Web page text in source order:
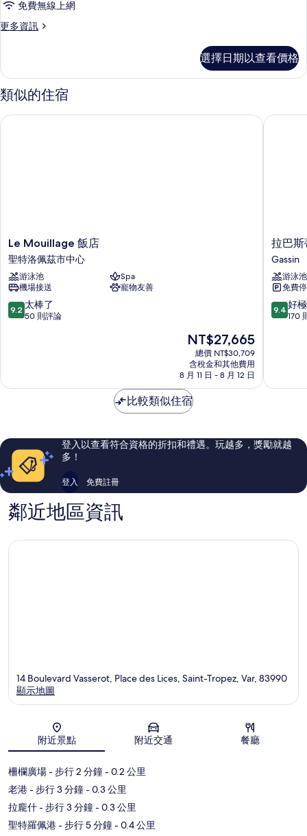
的
有
相
片
免費無線上網
更多資訊
更
房
屋
的
情
選擇日期以查看價格
類似的住宿
Le
Mouillage
飯
店
聖
特
洛
Le Mouillage 飯店
聖特洛佩茲市中心
游泳池
Spa
機場接送
寵物友善
9.2
分，
棒
評
論
9.2 太棒了
50 則評論
現
在
價
格
為
NT$27,665
NT$27,665
總價 NT$30,709
含稅金和其他費用
8 月 11 日 - 8 月 12 日
Le Mouillage 飯店
拉
巴
斯
蒂
德
安
托
拉巴斯
Gassin
游泳池
免費
9.4
分，
極
評
論
9.4 好
170
拉巴斯
比較類似住宿
登入以查看符合資格的折扣和禮遇。玩越多，獎勵就越
多！
登入 免費註冊
鄰近地區資訊
地圖
14 Boulevard Vasserot, Place des Lices, Saint-Tropez, Var, 83990
顯示地圖
附近景點 附近交通 餐廳
柵欄廣場- 步行 2 分鐘- 0.2 公里
老港- 步行 3 分鐘- 0.3 公里
拉龐什- 步行 3 分鐘- 0.3 公里
聖特羅佩港- 步行 5 分鐘- 0.4 公里